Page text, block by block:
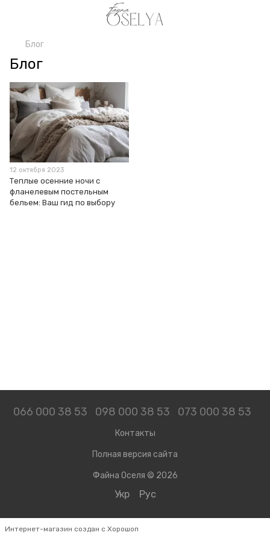
Блог
Блог
12 октября 2023
Теплые осенние ночи с
фланелевым постельным
бельем: Ваш гид по выбору
066 000 38 53 098 000 38 53 073 000 38 53
Контакты
Полная версия сайта
Файна Оселя © 2026
Укр Рус
Интернет-магазин создан с Хорошоп